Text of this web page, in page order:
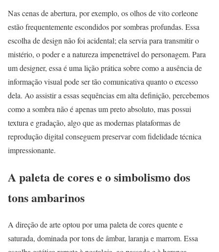
Nas cenas de abertura, por exemplo, os olhos de vito corleone
estão frequentemente escondidos por sombras profundas. Essa
escolha de design não foi acidental; ela servia para transmitir o
mistério, o poder e a natureza impenetrável do personagem. Para
um designer, essa é uma lição prática sobre como a ausência de
informação visual pode ser tão comunicativa quanto o excesso
dela. Ao assistir a essas sequências em alta definição, percebemos
como a sombra não é apenas um preto absoluto, mas possui
textura e gradação, algo que as modernas plataformas de
reprodução digital conseguem preservar com fidelidade técnica
impressionante.
A paleta de cores e o simbolismo dos
tons ambarinos
A direção de arte optou por uma paleta de cores quente e
saturada, dominada por tons de âmbar, laranja e marrom. Essa